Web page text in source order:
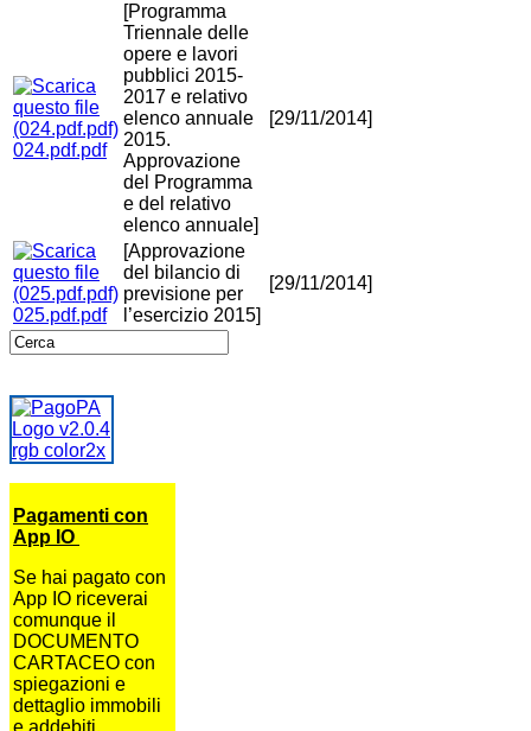
024.pdf.pdf
[Programma
Triennale delle
opere e lavori
pubblici 2015-
2017 e relativo
elenco annuale
2015.
Approvazione
del Programma
e del relativo
elenco annuale]
[29/11/2014]
025.pdf.pdf
[Approvazione
del bilancio di
previsione per
l’esercizio 2015]
[29/11/2014]
Pagamenti con
App IO
Se hai pagato con
App IO riceverai
comunque il
DOCUMENTO
CARTACEO con
spiegazioni e
dettaglio immobili